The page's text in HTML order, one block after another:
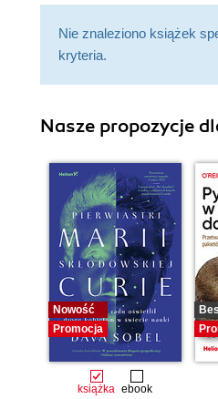
Nie znaleziono książek
kryteria.
Nasze propozycje
Nowość
Promocja
książka ebook